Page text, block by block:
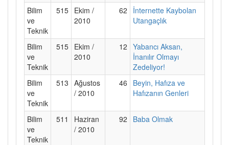
Bilim
ve
Teknik
515 Ekim /
2010
62
İnternette Kaybolan
Utangaçlık
Bilim
ve
Teknik
515 Ekim /
2010
12 Yabancı Aksan,
İnanılır Olmayı
Zedeliyor!
Bilim
ve
Teknik
513 Ağustos
/ 2010
46
Beyin, Hafıza ve
Hafızanın Genleri
Bilim
ve
Teknik
511
Haziran
/ 2010
92 Baba Olmak